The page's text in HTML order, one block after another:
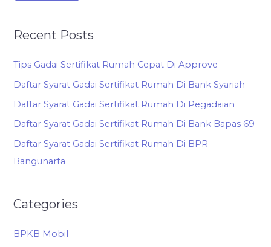
Recent Posts
Tips Gadai Sertifikat Rumah Cepat Di Approve
Daftar Syarat Gadai Sertifikat Rumah Di Bank Syariah
Daftar Syarat Gadai Sertifikat Rumah Di Pegadaian
Daftar Syarat Gadai Sertifikat Rumah Di Bank Bapas 69
Daftar Syarat Gadai Sertifikat Rumah Di BPR
Bangunarta
Categories
BPKB Mobil